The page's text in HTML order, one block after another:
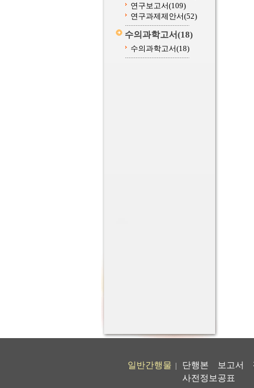
연구보고서(109)
연구과제제안서(52)
수의과학고서(18)
수의과학고서(18)
일반간행물 단행본 보고서
사전정보공표